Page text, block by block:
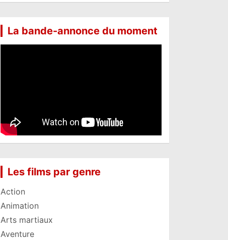
La bande-annonce du moment
Les films par genre
Action
Animation
Arts martiaux
Aventure